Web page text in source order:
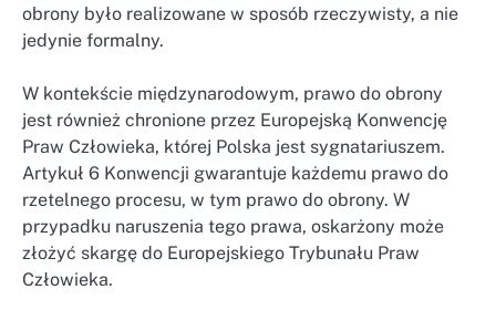
obrony było realizowane w sposób rzeczywisty, a nie
jedynie formalny.
W kontekście międzynarodowym, prawo do obrony
jest również chronione przez Europejską Konwencję
Praw Człowieka, której Polska jest sygnatariuszem.
Artykuł 6 Konwencji gwarantuje każdemu prawo do
rzetelnego procesu, w tym prawo do obrony. W
przypadku naruszenia tego prawa, oskarżony może
złożyć skargę do Europejskiego Trybunału Praw
Człowieka.